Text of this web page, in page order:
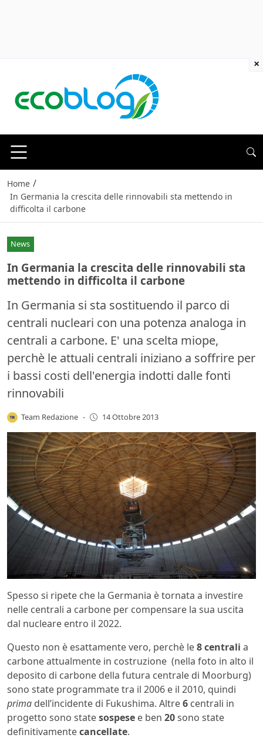
Home /
In Germania la crescita delle rinnovabili sta mettendo in
difficolta il carbone
News
In Germania la crescita delle rinnovabili sta
mettendo in difficolta il carbone
In Germania si sta sostituendo il parco di
centrali nucleari con una potenza analoga in
centrali a carbone. E' una scelta miope,
perchè le attuali centrali iniziano a soffrire per
i bassi costi dell'energia indotti dalle fonti
rinnovabili
Team Redazione - 14 Ottobre 2013
Spesso si ripete che la Germania è tornata a investire
nelle centrali a carbone per compensare la sua uscita
dal nucleare entro il 2022.
Questo non è esattamente vero, perchè le8 centrali a
carbone attualmente in costruzione (nella foto in alto il
deposito di carbone della futura centrale di Moorburg)
sono state programmate tra il 2006 e il 2010, quindi
prima dell’incidente di Fukushima. Altre6 centrali in
progetto sono statesospese e ben 20sono state
definitivamentecancellate.
×